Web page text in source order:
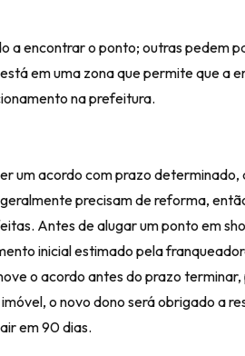
a encontrar o ponto; outras pedem
em uma zona que permite que a
na prefeitura.
um acordo com prazo
precisam de reforma,
Antes de alugar um ponto em
inicial estimado pela
o acordo antes do prazo
o novo dono será obrigado a
em 90 dias.